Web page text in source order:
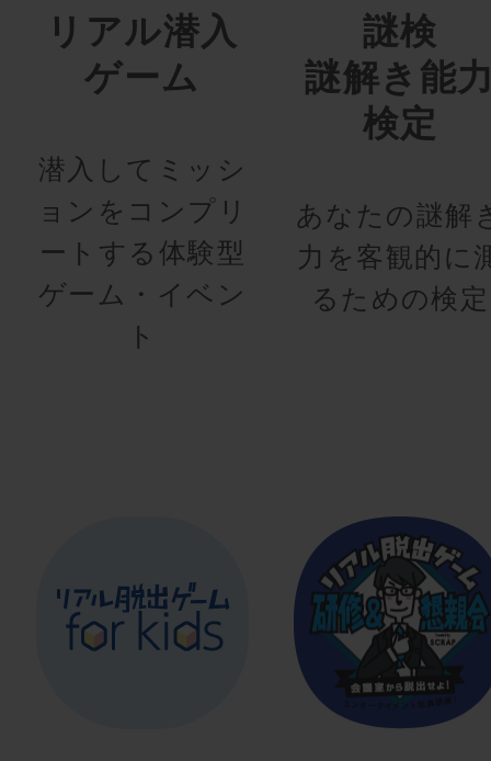
リアル潜入
ゲーム
潜入してミッシ
ョンをコンプリ
ートする体験型
ゲーム・イベン
ト
謎検
謎解き能
検定
あなたの謎解
力を客観的に
るための検定